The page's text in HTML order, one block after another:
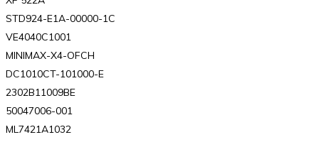
STD924-E1A-00000-1C
VE4040C1001
MINIMAX-X4-OFCH
DC1010CT-101000-E
2302B11009BE
50047006-001
ML7421A1032